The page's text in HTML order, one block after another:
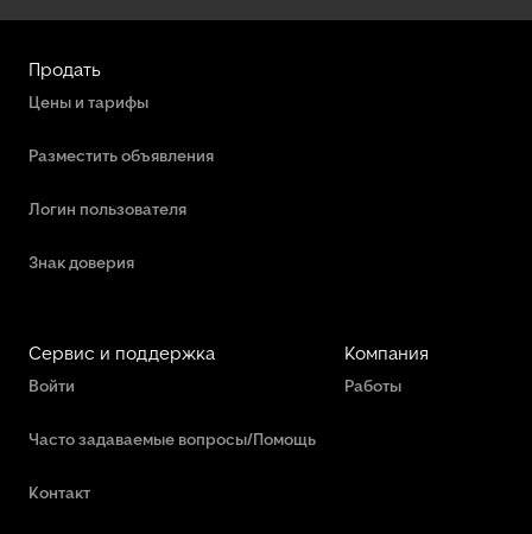
Продать
Цены и тарифы
Разместить объявления
Логин пользователя
Знак доверия
Сервис и поддержка
Войти
Часто задаваемые вопросы/Помощь
Контакт
Компания
Работы